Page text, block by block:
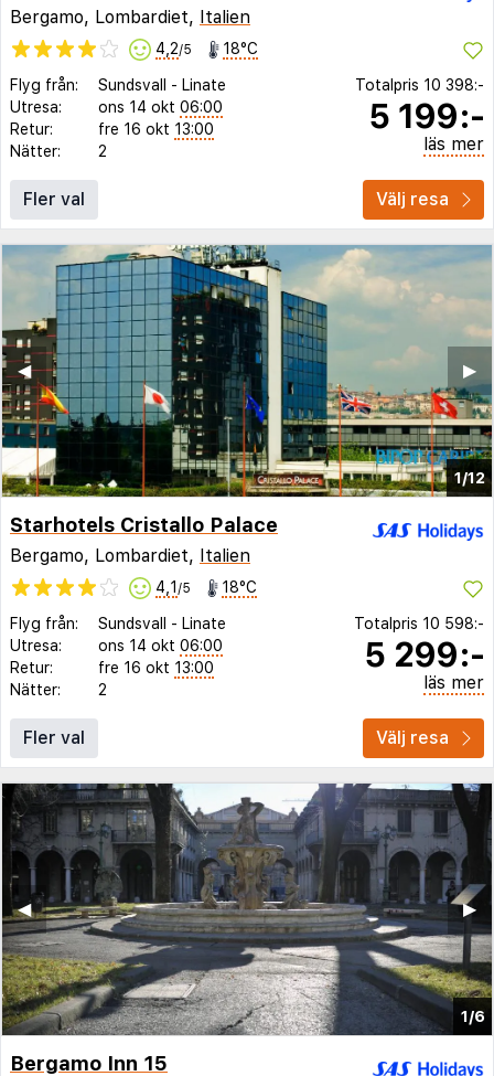
Bergamo, Lombardiet, Italien
4,2/5 18°C
Flyg från: Sundsvall - Linate
Utresa:
ons 14 okt 06:00
Retur:
fre 16 okt 13:00
Nätter:
2
Totalpris 10 398:-
5 199:-
läs mer
Fler val Välj resa
1/12
▶︎
◀︎
Starhotels Cristallo Palace
Bergamo, Lombardiet, Italien
4,1 /5 18°C
Flyg från: Sundsvall - Linate
Utresa:
ons 14 okt 06:00
Retur:
fre 16 okt 13:00
Nätter:
2
Totalpris 10 598:-
5 299:-
läs mer
Fler val Välj resa
1/6
▶︎
◀︎
Bergamo Inn 15